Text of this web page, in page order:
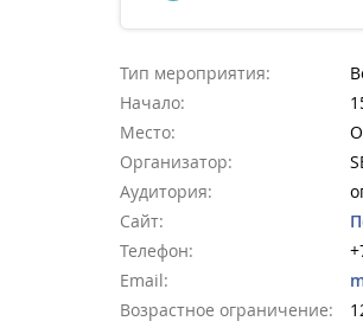
Тип мероприятия:
Начало:
Место:
Организатор:
Аудитория:
Сайт:
Телефон:
Email:
Возрастное ограничение: